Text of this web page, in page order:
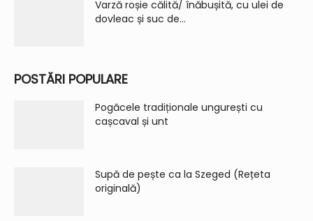
Varză roșie călită/ înăbușită, cu ulei de
dovleac și suc de...
POSTĂRI POPULARE
Pogăcele tradiționale ungurești cu
cașcaval și unt
Supă de pește ca la Szeged (Rețeta
originală)